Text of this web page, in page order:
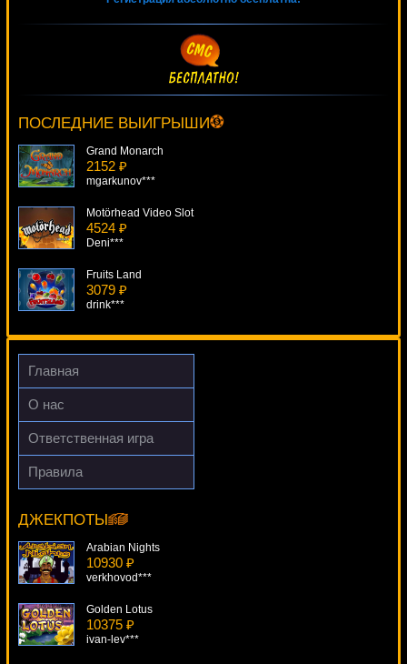
ПОСЛЕДНИЕ ВЫИГРЫШИ
loto***
Grand Monarch
2152 ₽
mgarkunov***
Motörhead Video Slot
4524 ₽
Deni***
Fruits Land
3079 ₽
drink***
Cops N Bandits
180 ₽
kat***
Главная
О нас
Ответственная игра
Правила
ДЖЕКПОТЫ
Tunzamunni
verkhovod***
Arabian Nights
10930 ₽
verkhovod***
Golden Lotus
10375 ₽
ivan-lev***